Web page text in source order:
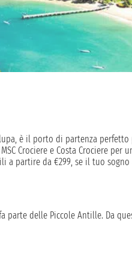
è il porto di partenza perfetto
Crociere e Costa Crociere per
partire da €299, se il tuo sogno
parte delle Piccole Antille. Da
come Antigua, Dominica,
una crociera nel mar dei